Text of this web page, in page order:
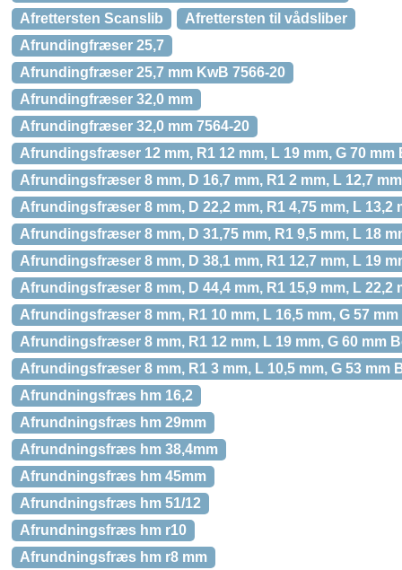
Afrettersten Scanslib
Afrettersten til vådsliber
Afrundingfræser 25,7
Afrundingfræser 25,7 mm KwB 7566-20
Afrundingfræser 32,0 mm
Afrundingfræser 32,0 mm 7564-20
Afrundingsfræser 12 mm, R1 12 mm, L 19 mm, G 70 mm
Afrundingsfræser 8 mm, D 16,7 mm, R1 2 mm, L 12,7
Afrundingsfræser 8 mm, D 22,2 mm, R1 4,75 mm, L 13,2
Afrundingsfræser 8 mm, D 31,75 mm, R1 9,5 mm, L 18
Afrundingsfræser 8 mm, D 38,1 mm, R1 12,7 mm, L 19
Afrundingsfræser 8 mm, D 44,4 mm, R1 15,9 mm, L 22,2
Afrundingsfræser 8 mm, R1 10 mm, L 16,5 mm, G 57
Afrundingsfræser 8 mm, R1 12 mm, L 19 mm, G 60 mm
Afrundingsfræser 8 mm, R1 3 mm, L 10,5 mm, G 53 mm
Afrundningsfræs hm 16,2
Afrundningsfræs hm 29mm
Afrundningsfræs hm 38,4mm
Afrundningsfræs hm 45mm
Afrundningsfræs hm 51/12
Afrundningsfræs hm r10
Afrundningsfræs hm r8 mm